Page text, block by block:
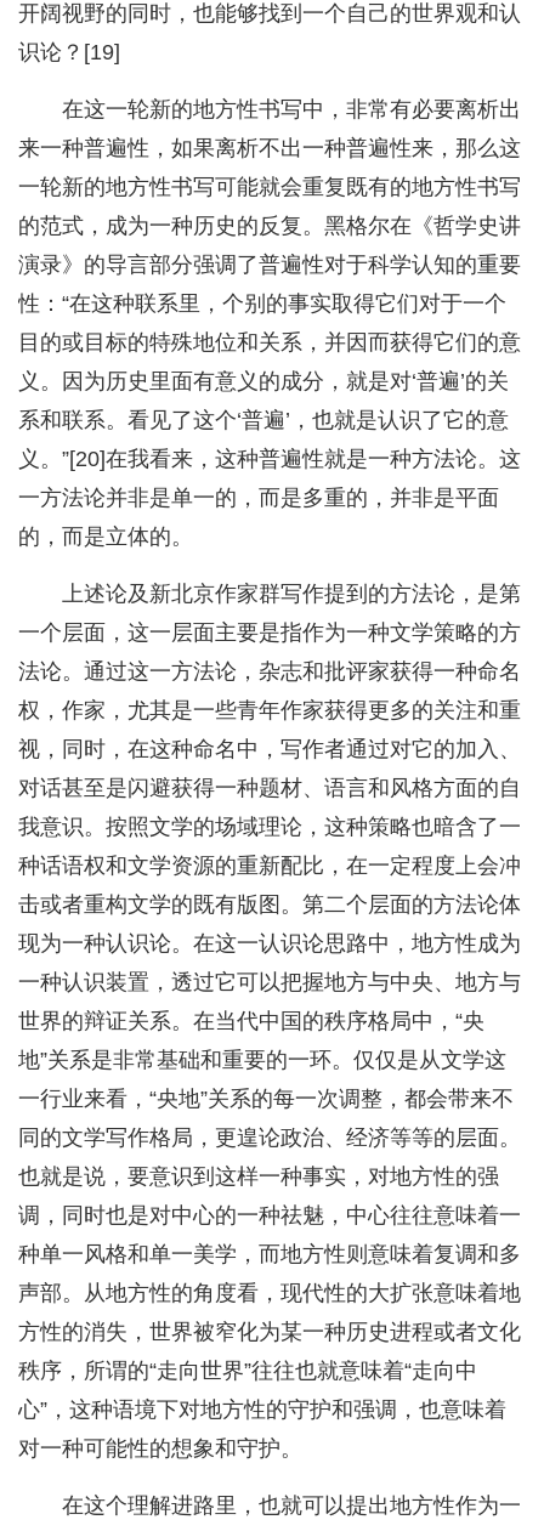
开阔视野的同时，也能够找到一个自己的世界观和认
识论？[19]
在这一轮新的地方性书写中，非常有必要离析出
来一种普遍性，如果离析不出一种普遍性来，那么这
一轮新的地方性书写可能就会重复既有的地方性书写
的范式，成为一种历史的反复。黑格尔在《哲学史讲
演录》的导言部分强调了普遍性对于科学认知的重要
性：“在这种联系里，个别的事实取得它们对于一个
目的或目标的特殊地位和关系，并因而获得它们的意
义。因为历史里面有意义的成分，就是对‘普遍’的关
系和联系。看见了这个‘普遍’，也就是认识了它的意
义。”[20]在我看来，这种普遍性就是一种方法论。这
一方法论并非是单一的，而是多重的，并非是平面
的，而是立体的。
上述论及新北京作家群写作提到的方法论，是第
一个层面，这一层面主要是指作为一种文学策略的方
法论。通过这一方法论，杂志和批评家获得一种命名
权，作家，尤其是一些青年作家获得更多的关注和重
视，同时，在这种命名中，写作者通过对它的加入、
对话甚至是闪避获得一种题材、语言和风格方面的自
我意识。按照文学的场域理论，这种策略也暗含了一
种话语权和文学资源的重新配比，在一定程度上会冲
击或者重构文学的既有版图。第二个层面的方法论体
现为一种认识论。在这一认识论思路中，地方性成为
一种认识装置，透过它可以把握地方与中央、地方与
世界的辩证关系。在当代中国的秩序格局中，“央
地”关系是非常基础和重要的一环。仅仅是从文学这
一行业来看，“央地”关系的每一次调整，都会带来不
同的文学写作格局，更遑论政治、经济等等的层面。
也就是说，要意识到这样一种事实，对地方性的强
调，同时也是对中心的一种祛魅，中心往往意味着一
种单一风格和单一美学，而地方性则意味着复调和多
声部。从地方性的角度看，现代性的大扩张意味着地
方性的消失，世界被窄化为某一种历史进程或者文化
秩序，所谓的“走向世界”往往也就意味着“走向中
心”，这种语境下对地方性的守护和强调，也意味着
对一种可能性的想象和守护。
在这个理解进路里，也就可以提出地方性作为一